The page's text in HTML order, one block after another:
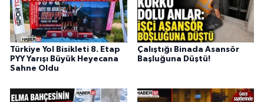
Türkiye Yol Bisikleti 8. Etap
PYY Yarışı Büyük Heyecana
Sahne Oldu
Çalıştığı Binada Asansör
Başluğuna Düştü!